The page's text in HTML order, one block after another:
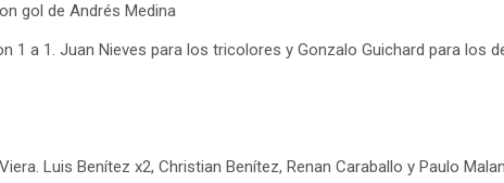
gol de Andrés Medina
1 a 1. Juan Nieves para los tricolores y Gonzalo Guichard para los
Luis Benítez x2, Christian Benítez, Renan Caraballo y Paulo